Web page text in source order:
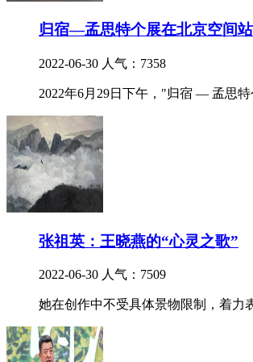
归宿—孟思特个展在北京空间
2022-06-30 人气：7358
2022年6月29日下午，"归宿 — 孟思
张祖英：王晓燕的“心灵之歌”
2022-06-30 人气：7509
她在创作中不受具体景物限制，着力